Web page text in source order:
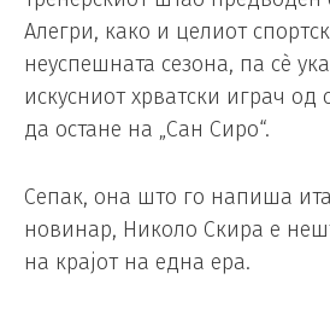
Алегри, како и целиот
неуспешната сезона, па сè
искусниот хрватски играч
да остане на „Сан Сиро“.
Сепак, она што го напиша
новинар, Николо Скира е
на крајот на една ера.